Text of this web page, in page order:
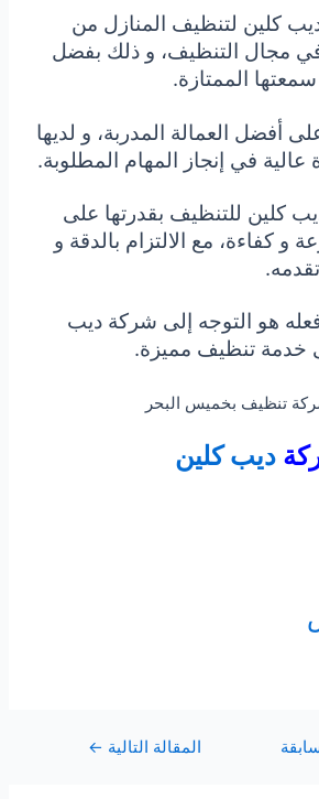
كلين لتنظيف المنازل من
في مجال التنظيف، و ذلك بفضل
الممتازة.
أفضل العمالة المدربة، و لديها
في إنجاز المهام المطلوبة.
كلين للتنظيف بقدرتها على
و كفاءة، مع الالتزام بالدقة و
هو التوجه إلى شركة ديب
خدمة تنظيف مميزة.
ديب كلين
المقالة التالية ←